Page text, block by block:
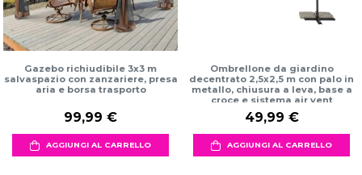
Gazebo richiudibile 3x3 m
salvaspazio con zanzariere, presa
aria e borsa trasporto
99,99 €
AGGIUNGI AL CARRELLO
Ombrellone da giardino
decentrato 2,5x2,5 m con palo in
metallo, chiusura a leva, base a
croce e sistema air vent
49,99 €
AGGIUNGI AL CARRELLO